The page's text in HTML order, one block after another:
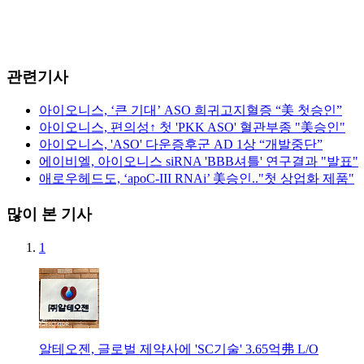
관련기사
아이오니스, ‘큰 기대’ ASO 희귀고지혈증 “美 첫승인”
아이오니스, 편의성↑ 첫 'PKK ASO' 혈관부종 "美승인"
아이오니스, 'ASO' 다운증후군 AD 1상 “개발중단”
에이비엘, 아이오니스 siRNA 'BBB셔틀' 연구결과 "발표"
애로우헤드도, ‘apoC-III RNAi’ 美승인.."첫 상업화 제품"
많이 본 기사
1
알테오젠, 글로벌 제약사에 'SC기술' 3.65억弗 L/O